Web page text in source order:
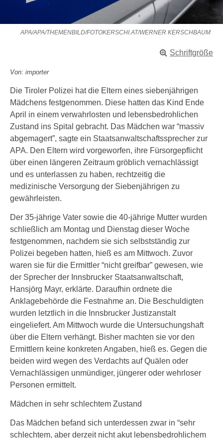
APA/APA/THEMENBILD/FOTOKERSCHI.AT/WERNER KERSCHBAUM
Schriftgröße
Von: importer
Die Tiroler Polizei hat die Eltern eines siebenjährigen
Mädchens festgenommen. Diese hatten das Kind Ende
April in einem verwahrlosten und lebensbedrohlichen
Zustand ins Spital gebracht. Das Mädchen war “massiv
abgemagert”, sagte ein Staatsanwaltschaftssprecher zur
APA. Den Eltern wird vorgeworfen, ihre Fürsorgepflicht
über einen längeren Zeitraum gröblich vernachlässigt
und es unterlassen zu haben, rechtzeitig die
medizinische Versorgung der Siebenjährigen zu
gewährleisten.
Der 35-jährige Vater sowie die 40-jährige Mutter wurden
schließlich am Montag und Dienstag dieser Woche
festgenommen, nachdem sie sich selbstständig zur
Polizei begeben hatten, hieß es am Mittwoch. Zuvor
waren sie für die Ermittler “nicht greifbar” gewesen, wie
der Sprecher der Innsbrucker Staatsanwaltschaft,
Hansjörg Mayr, erklärte. Daraufhin ordnete die
Anklagebehörde die Festnahme an. Die Beschuldigten
wurden letztlich in die Innsbrucker Justizanstalt
eingeliefert. Am Mittwoch wurde die Untersuchungshaft
über die Eltern verhängt. Bisher machten sie vor den
Ermittlern keine konkreten Angaben, hieß es. Gegen die
beiden wird wegen des Verdachts auf Quälen oder
Vernachlässigen unmündiger, jüngerer oder wehrloser
Personen ermittelt.
Mädchen in sehr schlechtem Zustand
Das Mädchen befand sich unterdessen zwar in “sehr
schlechtem, aber derzeit nicht akut lebensbedrohlichem